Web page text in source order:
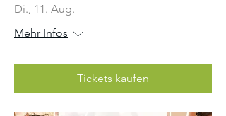
Di., 11. Aug.
Mehr Infos
Tickets kaufen